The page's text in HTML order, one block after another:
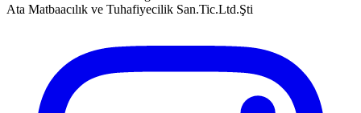
Ata Matbaacılık ve Tuhafiyecilik San.Tic.Ltd.Şti